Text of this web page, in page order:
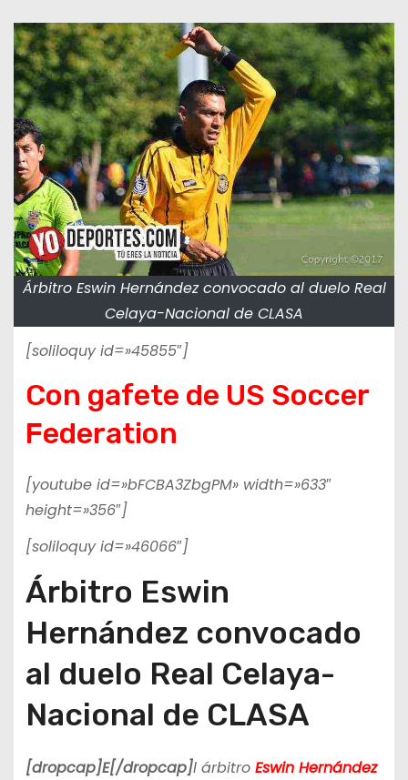
Árbitro Eswin Hernández convocado al duelo Real
Celaya-Nacional de CLASA
[soliloquy id=»45855″]
Con gafete de US Soccer
Federation
[youtube id=»bFCBA3ZbgPM» width=»633″
height=»356″]
[soliloquy id=»46066″]
Árbitro Eswin
Hernández convocado
al duelo Real Celaya-
Nacional de CLASA
[dropcap]E[/dropcap]l árbitro Eswin Hernández